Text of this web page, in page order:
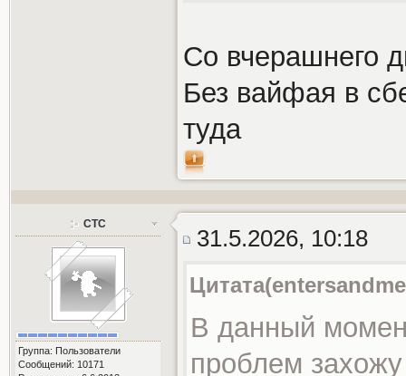
Со вчерашнего
Без вайфая в
туда
СТС
Группа: Пользователи
Сообщений: 10171
31.5.2026, 10:18
В данный
проблем